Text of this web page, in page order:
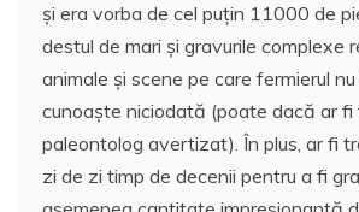
şi era vorba de cel puţin 11000 de
destul de mari şi gravurile complexe
animale şi scene pe care fermierul
cunoaşte niciodată (poate dacă ar fi
paleontolog avertizat). În plus, ar fi
zi de zi timp de decenii pentru a fi